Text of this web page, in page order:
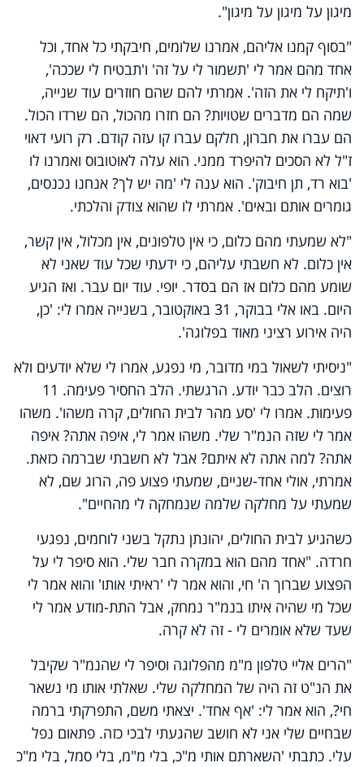
מיגון על מיגון על מיגון".
"בסוף קמנו אליהם, אמרנו שלומים, חיבקתי כל אחד, וכל
אחד מהם אמר לי 'תשמור לי על זה' ו'תבטיח לי שככה',
ו'תיקח לי את הזה'. אמרתי להם שהם חוזרים עוד שנייה,
שמה הם מדברים שטויות? הם חזרו מהכול, הם שרדו הכול.
הם עברו את חברון, חלקם עברו קו עזה קודם. רק רועי דאוי
ז"ל לא הסכים להיפרד ממני. הוא עלה לאוטובוס ואמרנו לו
'בוא רד, תן חיבוק'. הוא ענה לי 'מה יש לך? אנחנו נכנסים,
גומרים אותם ובאים'. אמרתי לו שהוא צודק והלכתי.
"לא שמעתי מהם כלום, כי אין טלפונים, אין מכלול, אין קשר,
אין כלום. לא חשבתי עליהם, כי ידעתי שכל עוד שאני לא
שומע מהם כלום אז הם בסדר. יופי. עוד יום עבר. ואז הגיע
היום. באו אלי בבוקר, 31 באוקטובר, בשנייה אמרו לי: 'כן,
היה אירוע רציני מאוד בפלוגה'.
"ניסיתי לשאול במי מדובר, מי נפגע, אמרו לי שלא יודעים ולא
רוצים. הלב כבר יודע. הרגשתי. הלב החסיר פעימה. 11
פעימות. אמרו לי 'סע מהר לבית החולים, קרה משהו'. משהו
אמר לי שזה הנמ"ר שלי. משהו אמר לי, איפה אתה? איפה
אתה? למה אתה לא איתם? אבל לא חשבתי שברמה כזאת.
אמרתי, אולי אחד-שניים, שמעתי פצוע פה, הרוג שם, לא
שמעתי על מחלקה שלמה שנמחקה לי מהחיים".
כשהגיע לבית החולים, יהונתן נתקל בשני לוחמים, נפגעי
חרדה. "אחד מהם הוא במקרה חבר שלי. הוא סיפר לי על
הפצוע שברוך ה' חי, והוא אמר לי 'ראיתי אותו' והוא אמר לי
שכל מי שהיה איתו בנמ"ר נמחק, אבל התת-מודע אמר לי
שעד שלא אומרים לי - זה לא קרה.
"הרים אליי טלפון מ"מ מהפלוגה וסיפר לי שהנמ"ר שקיבל
את הנ"ט זה היה של המחלקה שלי. שאלתי אותו מי נשאר
חי?, הוא אמר לי: 'אף אחד'. יצאתי משם, התפרקתי ברמה
שבחיים שלי אני לא חושב שהגעתי לבכי כזה. פתאום נפל
עלי. כתבתי 'השארתם אותי מ"כ, בלי מ"מ, בלי סמל, בלי מ"כ